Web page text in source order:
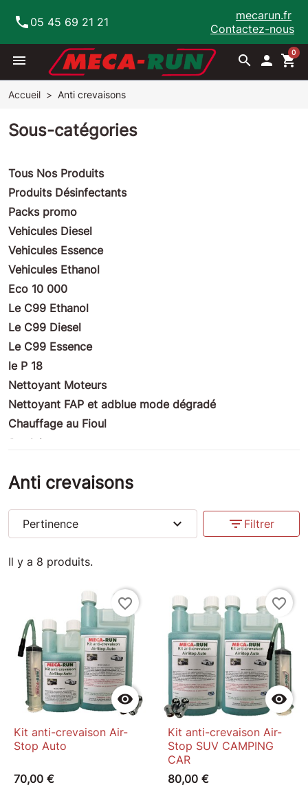
phone 05 45 69 21 21
mecarun.fr
Contactez-nous
menu search  shopping_cart
0
Accueil Anti crevaisons
Sous-catégories
Tous Nos Produits
Produits Désinfectants
Packs promo
Vehicules Diesel
Vehicules Essence
Vehicules Ethanol
Eco 10 000
Le C99 Ethanol
Le C99 Diesel
Le C99 Essence
le P 18
Nettoyant Moteurs
Nettoyant FAP et adblue mode dégradé
Chauffage au Fioul
Produits nettoyants
Produits ULM
Produits compétition
Produits Marine
Produits Divers
Anti crevaisons
de Pneu
Porte clés flamme
Autocollants Mecarun
Anti crevaisons
Il y a 8 produits.
Pertinence expand_more filter_list Filtrer

favorite_border
Kit anti-crevaison Air-
Stop Auto
70,00 €

favorite_border
Kit anti-crevaison Air-
Stop SUV CAMPING
CAR
80,00 €